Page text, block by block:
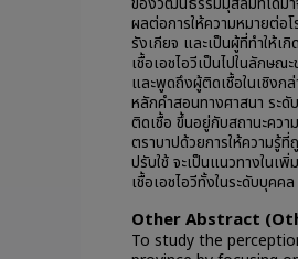
ผลต่อการให้ความหมายต่อ
รังเกียจ และเป็นผู้ที่ทำให้
เชื้อเอชไอวีเป็นไปในลักษ
และพูดถึงผู้ติดเชื้อในเชิงก
หลักคำสอนทางศาสนา ระ
ติดเชื้อ ขึ้นอยู่กับสถานะคว
ตราบาปด้วยการให้ความรู้
ปรับใช้ จะเป็นแนวทางในเ
เชื้อเอชไอวีทั้งในระดับบุคค
Other Abstract
To study the